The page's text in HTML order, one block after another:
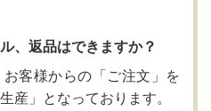
、返品はできますか？
客様からの「ご注文」を
産」となっております。